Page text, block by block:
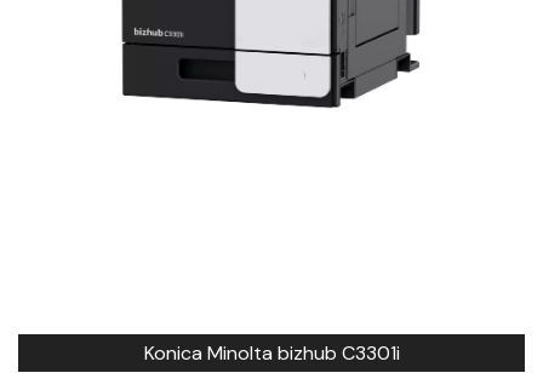
Konica Minolta bizhub C3301i